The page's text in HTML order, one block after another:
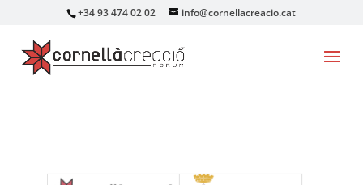
+34 93 474 02 02 info@cornellacreacio.cat